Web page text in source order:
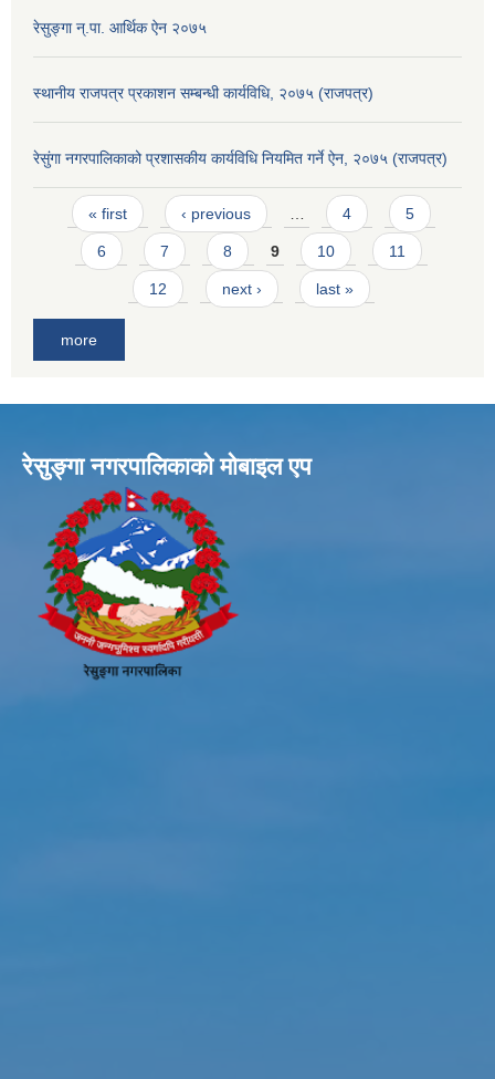
रेसुङ्गा न्.पा. आर्थिक ऐन २०७५
स्थानीय राजपत्र प्रकाशन सम्बन्धी कार्यविधि, २०७५ (राजपत्र)
रेसुंगा नगरपालिकाको प्रशासकीय कार्यविधि नियमित गर्ने ऐन, २०७५ (राजपत्र)
Pages
« first ‹ previous 4 5
6 7 8 9 10 11
12 next › last »
more
रेसुङ्गा नगरपालिकाकाे माेबाइल एप